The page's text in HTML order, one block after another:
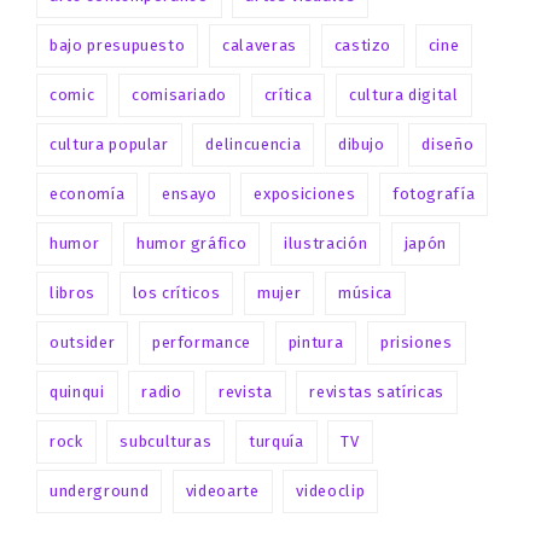
bajo presupuesto calaveras castizo cine
comic comisariado crítica cultura digital
cultura popular delincuencia dibujo diseño
economía ensayo exposiciones fotografía
humor humor gráfico ilustración japón
libros los críticos mujer música
outsider performance pintura prisiones
quinqui radio revista revistas satíricas
rock subculturas turquía TV
underground videoarte videoclip